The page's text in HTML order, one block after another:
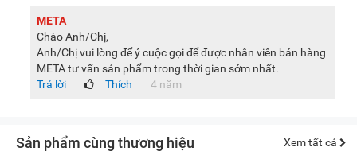
META
Chào Anh/Chị,
Anh/Chị vui lòng để ý cuộc gọi để được nhân viên bán hàng
META tư vấn sản phẩm trong thời gian sớm nhất.
Trả lời
Thích 4 năm
Sản phẩm cùng thương hiệu Xem tất cả